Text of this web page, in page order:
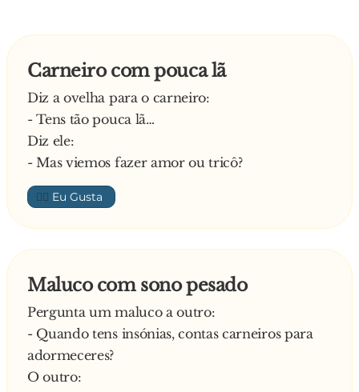
Carneiro com pouca lã
Diz a ovelha para o carneiro:
- Tens tão pouca lã…
Diz ele:
- Mas viemos fazer amor ou tricô?
👍🏼
Maluco com sono pesado
Pergunta um maluco a outro:
- Quando tens insónias, contas carneiros para
adormeceres?
O outro: